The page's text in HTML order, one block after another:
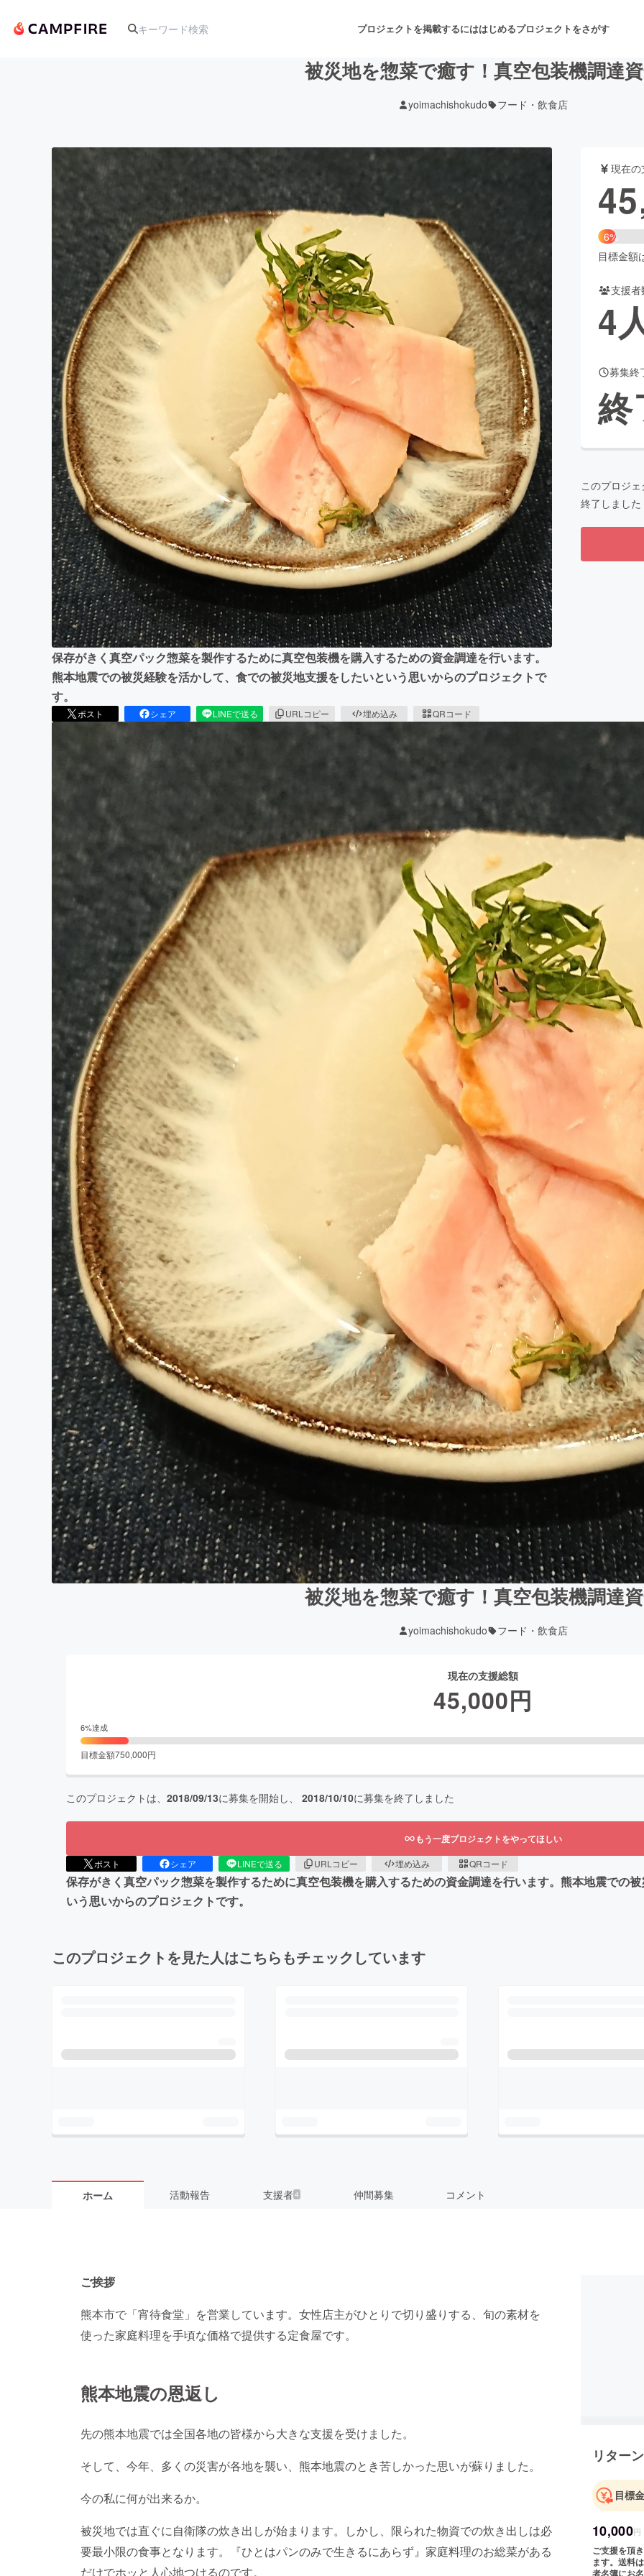
プロジェクトを掲載するにははじめるプロジェクトをさがす
アート・写真 舞台・パフォーマンス
テクノロジー・ガジェット ゲーム・サービス開発
映像・映画 書籍・雑誌出版 アニメ・漫画
ビジネス・起業 チャレンジ ビューティー・ヘルスケ
まちづくり・地域活性化
CAMPFIRE for Social GoodCAMPFIRE Creation
CAMPFIREふるさと納税machi-yaコミュニティ
被災地を惣菜で癒す！真空包装機調達
yoimachishokudo フード・飲食店
保存がきく真空パック惣菜を製作するために真空包装機を購入するための資金調達を行います。
熊本地震での被災経験を活かして、食での被災地支援をしたいという思いからのプロジェクトで
す。
ポスト シェア LINEで送る URLコピー 埋め込み QRコード
現在
6%
目標金額
支援者
4
募集終
終
このプロジ
終了しました
被災地を惣菜で癒す！真空包装機調達
yoimachishokudo フード・飲食店
現在の支援総額
45,000円
6%達成
目標金額750,000円
このプロジェクトは、 2018/09/13に募集を開始し、 2018/10/10に募集を終了しました
もう一度プロジェクトをやってほしい
ポスト シェア LINEで送る URLコピー 埋め込み QRコード
保存がきく真空パック惣菜を製作するために真空包装機を購入するための資金調達を行います。熊本地震での
いう思いからのプロジェクトです。
このプロジェクトを見た人はこちらもチェックしています
ホーム 活動報告 支援者4 仲間募集 コメント
ご挨拶
熊本市で「宵待食堂」を営業しています。女性店主がひとりで切り盛りする、旬の素材を
使った家庭料理を手頃な価格で提供する定食屋です。
熊本地震の恩返し
先の熊本地震では全国各地の皆様から大きな支援を受けました。
そして、今年、多くの災害が各地を襲い、熊本地震のとき苦しかった思いが蘇りました。
今の私に何が出来るか。
被災地では直ぐに自衛隊の炊き出しが始まります。しかし、限られた物資での炊き出しは必
要最小限の食事となります。『ひとはパンのみで生きるにあらず』家庭料理のお総菜がある
だけでホッと人心地つけるのです。
リター
目標
10,000円
ご支援を頂
ます。送料
者名簿にお